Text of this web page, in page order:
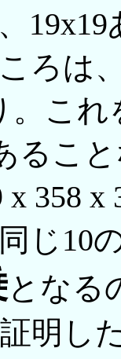
ろは
。こ
るこ
x 358
じ10
となる
明し